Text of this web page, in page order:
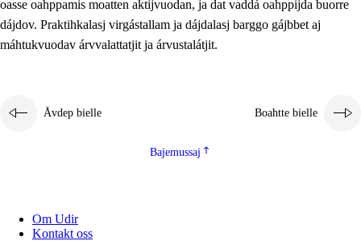
oasse oahppamis moatten aktijvuodan, ja dat vaddá oahppijda buorre
dájdov. Praktihkalasj virgástallam ja dájdalasj barggo gájbbet aj
máhtukvuodav árvvalattatjit ja árvustalátjit.
Åvdep bielle Boahtte bielle
Bajemussaj
Om Udir
Kontakt oss